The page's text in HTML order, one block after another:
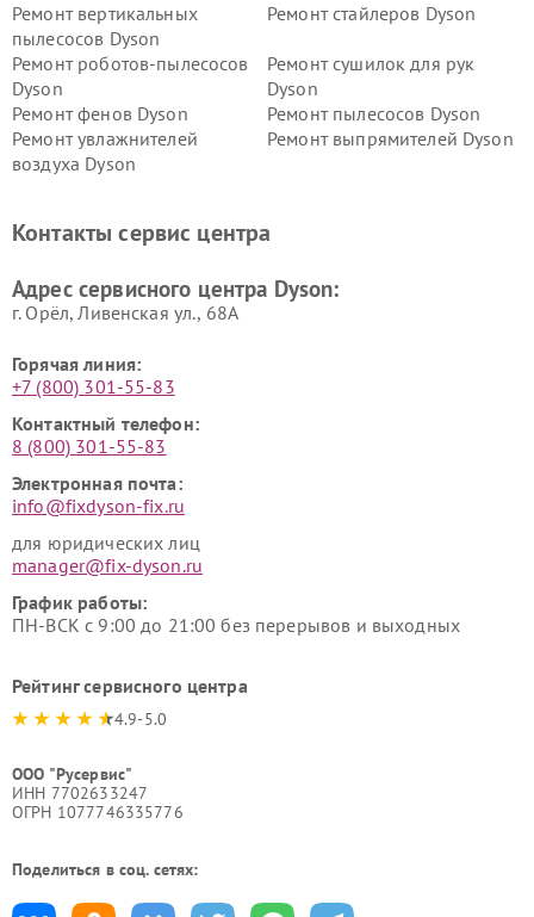
Ремонт вертикальных
пылесосов Dyson
Ремонт стайлеров Dyson
Ремонт роботов-пылесосов
Dyson
Ремонт сушилок для рук
Dyson
Ремонт фенов Dyson
Ремонт пылесосов Dyson
Ремонт увлажнителей
воздуха Dyson
Ремонт выпрямителей Dyson
Контакты сервис центра
Адрес сервисного центра Dyson:
г. Орёл, Ливенская ул., 68А
Горячая линия:
+7 (800) 301-55-83
Контактный телефон:
8 (800) 301-55-83
Электронная почта:
info@fixdyson-fix.ru
для юридических лиц
manager@fix-dyson.ru
График работы:
ПН-ВСК с 9:00 до 21:00 без перерывов и выходных
Рейтинг сервисного центра
4.9-5.0
ООО "Русервис"
ИНН 7702633247
ОГРН 1077746335776
Поделиться в соц. сетях: